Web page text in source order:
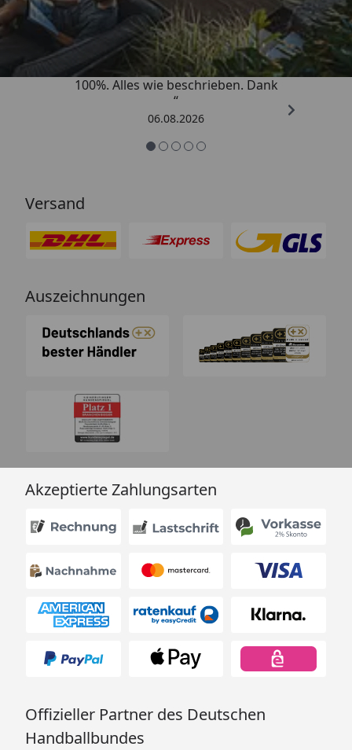
4,83/ 5
„Super schnell gelifert. Ware passt
100%. Alles wie beschrieben. Dank
“
06.08.2026
Versand
Auszeichnungen
Akzeptierte Zahlungsarten
Offizieller Partner des Deutschen
Handballbundes